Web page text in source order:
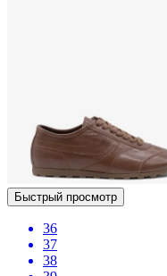
Быстрый просмотр
36
37
38